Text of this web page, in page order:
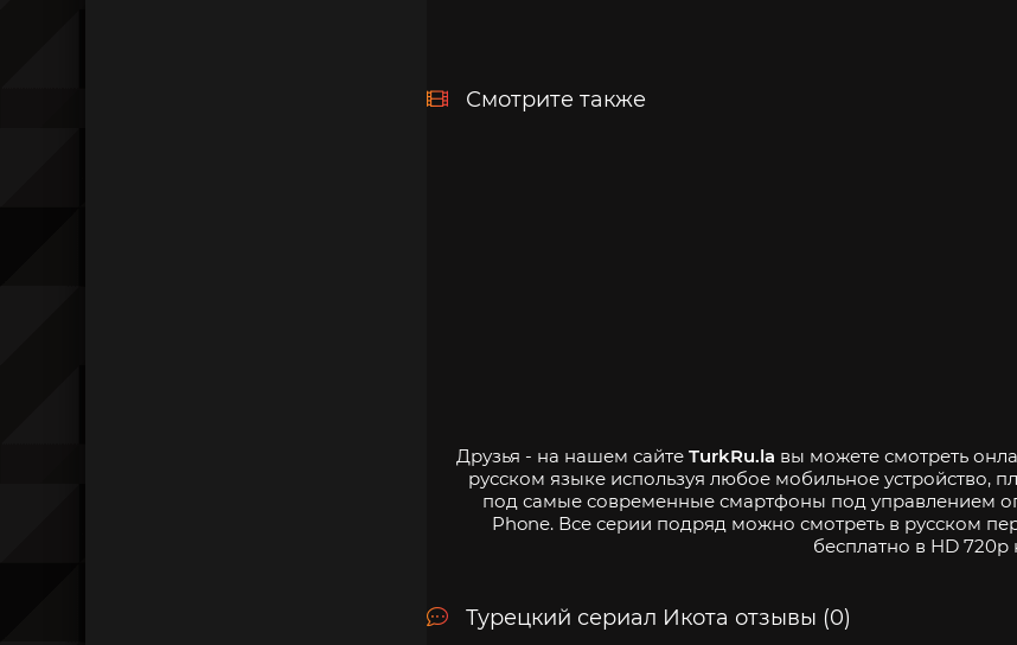
Смотрите также
Друзья - на нашем сайте TurkRu.la вы можете смотреть
русском языке используя любое мобильное устройство,
под самые современные смартфоны под управлением
Phone. Все серии подряд можно смотреть в русском
бесплатно в HD 720p
Турецкий сериал Икота отзывы (0)